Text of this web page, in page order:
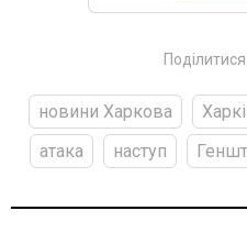
Поділитися
новини Харкова
атака
наступ